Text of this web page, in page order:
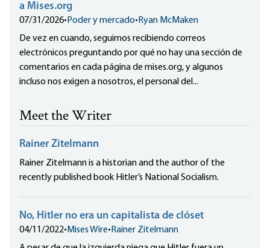
a Mises.org
07/31/2026• Poder y mercado• Ryan McMaken
De vez en cuando, seguimos recibiendo correos
electrónicos preguntando por qué no hay una sección de
comentarios en cada página de mises.org, y algunos
incluso nos exigen a nosotros, el personal del...
Meet the Writer
Rainer Zitelmann
Rainer Zitelmann is a historian and the author of the
recently published book Hitler’s National Socialism.
No, Hitler no era un capitalista de clóset
04/11/2022• Mises Wire• Rainer Zitelmann